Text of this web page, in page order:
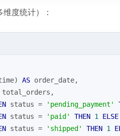
维度统计）：
AS order_date,
total_orders,
status = 'pending_payment'
status = 'paid' THEN 1
ELSE
status = 'shipped' THEN 1